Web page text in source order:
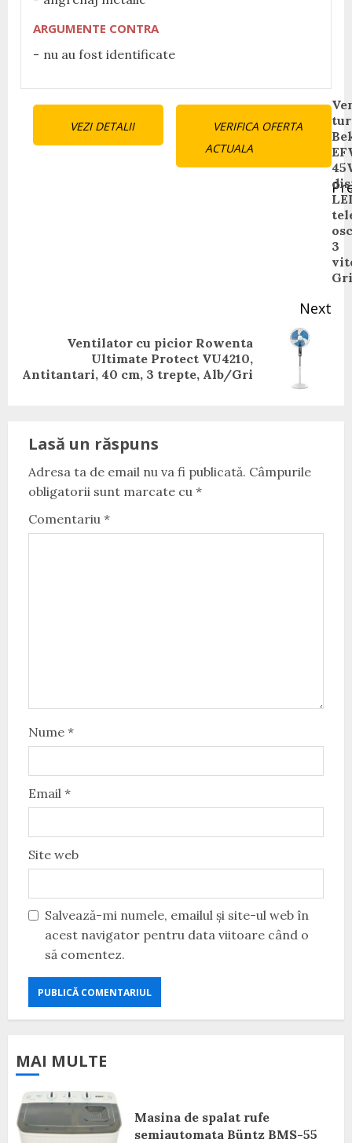
ARGUMENTE CONTRA
nu au fost identificate
VEZI DETALII
VERIFICA OFERTA
ACTUALA
Continue
Reading
3
Gri
Next
post:
Ventilator cu picior Rowenta
Ultimate Protect VU4210,
Antitantari, 40 cm, 3 trepte, Alb/Gri
Lasă un răspuns
Adresa ta de email nu va fi publicată. Câmpurile
obligatorii sunt marcate cu *
Comentariu *
Nume *
Email *
Site web
Salvează-mi numele, emailul și site-ul web în
acest navigator pentru data viitoare când o
să comentez.
MAI MULTE
Masina de spalat rufe
semiautomata Büntz BMS-55